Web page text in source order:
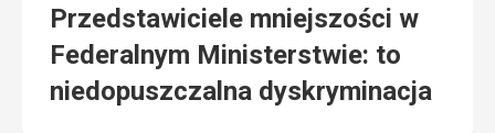
Przedstawiciele mniejszości w
Federalnym Ministerstwie: to
niedopuszczalna dyskryminacja